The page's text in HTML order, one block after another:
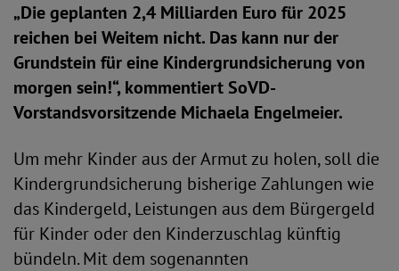
„Die geplanten 2,4 Milliarden Euro für 2025
reichen bei Weitem nicht. Das kann nur der
Grundstein für eine Kindergrundsicherung von
morgen sein!“, kommentiert SoVD-
Vorstandsvorsitzende Michaela Engelmeier.
Um mehr Kinder aus der Armut zu holen, soll die
Kindergrundsicherung bisherige Zahlungen wie
das Kindergeld, Leistungen aus dem Bürgergeld
für Kinder oder den Kinderzuschlag künftig
bündeln. Mit dem sogenannten